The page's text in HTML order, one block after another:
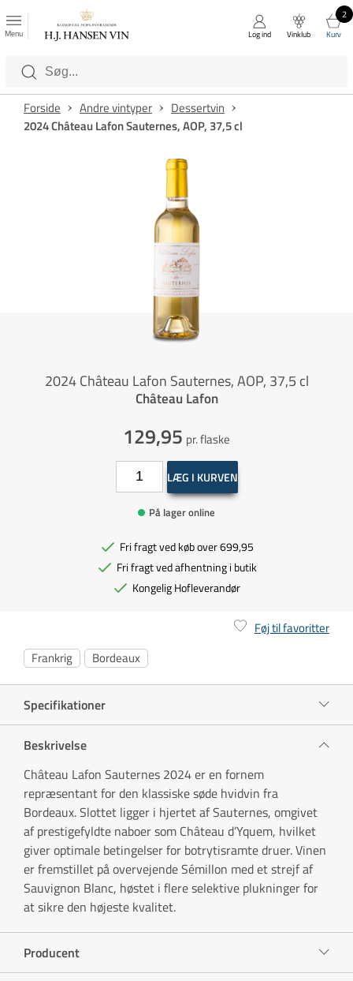
Luk
Kategorier
Menu Log ind Vinklub
2
Kurv
Forside Andre vintyper
Dessertvin
2024 Château Lafon Sauternes, AOP, 37,5 cl
2024 Château Lafon Sauternes, AOP, 37,5 cl
Château Lafon
129,95 pr. flaske
LÆG I KURVEN
På lager online
Fri fragt ved køb over 699,95
Fri fragt ved afhentning i butik
Kongelig Hofleverandør
Føj til favoritter
Frankrig
Bordeaux
Specifikationer
Beskrivelse
Château Lafon Sauternes 2024 er en fornem
repræsentant for den klassiske søde hvidvin fra
Bordeaux. Slottet ligger i hjertet af Sauternes, omgivet
af prestigefyldte naboer som Château d’Yquem, hvilket
giver optimale betingelser for botrytisramte druer. Vinen
er fremstillet på overvejende Sémillon med et strejf af
Sauvignon Blanc, høstet i flere selektive plukninger for
at sikre den højeste kvalitet.
Producent